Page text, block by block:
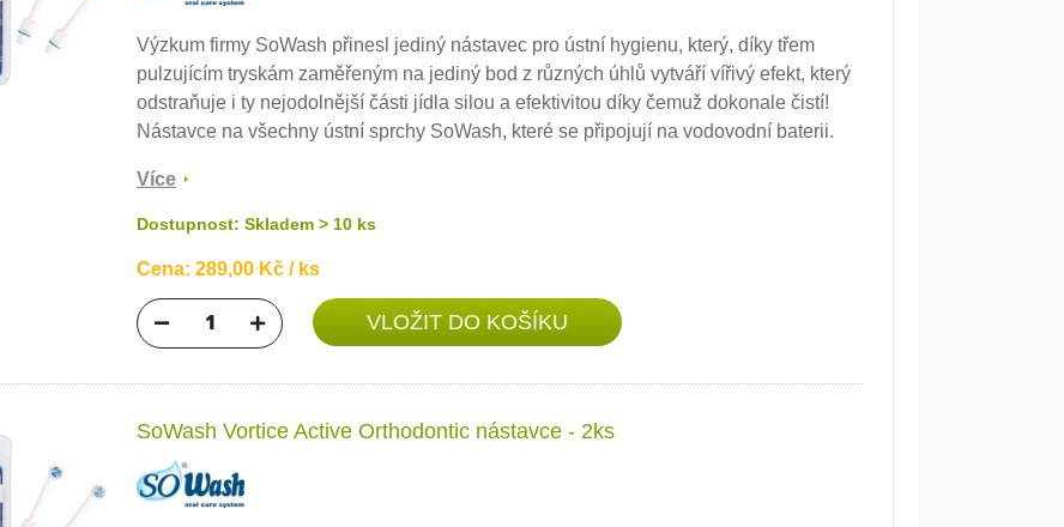
Výzkum firmy SoWash přinesl jediný nástavec pro ústní hygienu, který, díky třem
pulzujícím tryskám zaměřeným na jediný bod z různých úhlů vytváří vířivý efekt, který
odstraňuje i ty nejodolnější části jídla silou a efektivitou díky čemuž dokonale čistí!
Nástavce na všechny ústní sprchy SoWash, které se připojují na vodovodní baterii.
Více
Dostupnost: Skladem > 10 ks
Cena: 289,00 Kč / ks
SoWash Vortice Active Orthodontic nástavce - 2ks